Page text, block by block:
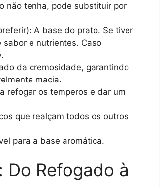
não tenha, pode substituir por
A base do prato. Se tiver
sabor e nutrientes. Caso
da cremosidade, garantindo
macia.
refogar os temperos e dar um
que realçam todos os outros
para a base aromática.
Do Refogado à